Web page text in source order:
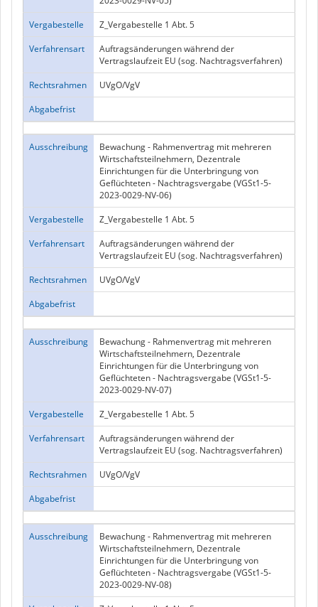
Vergabestelle
Z_Vergabestelle 1 Abt. 5
Verfahrensart
Auftragsänderungen während der
Vertragslaufzeit EU (sog. Nachtragsverfahren)
Rechtsrahmen
UVgO/VgV
Abgabefrist
Ausschreibung
Bewachung - Rahmenvertrag mit mehreren
Wirtschaftsteilnehmern, Dezentrale
Einrichtungen für die Unterbringung von
Geflüchteten - Nachtragsvergabe (VGSt1-5-
2023-0029-NV-06)
Vergabestelle
Z_Vergabestelle 1 Abt. 5
Verfahrensart
Auftragsänderungen während der
Vertragslaufzeit EU (sog. Nachtragsverfahren)
Rechtsrahmen
UVgO/VgV
Abgabefrist
Ausschreibung
Bewachung - Rahmenvertrag mit mehreren
Wirtschaftsteilnehmern, Dezentrale
Einrichtungen für die Unterbringung von
Geflüchteten - Nachtragsvergabe (VGSt1-5-
2023-0029-NV-07)
Vergabestelle
Z_Vergabestelle 1 Abt. 5
Verfahrensart
Auftragsänderungen während der
Vertragslaufzeit EU (sog. Nachtragsverfahren)
Rechtsrahmen
UVgO/VgV
Abgabefrist
Ausschreibung
Bewachung - Rahmenvertrag mit mehreren
Wirtschaftsteilnehmern, Dezentrale
Einrichtungen für die Unterbringung von
Geflüchteten - Nachtragsvergabe (VGSt1-5-
2023-0029-NV-08)